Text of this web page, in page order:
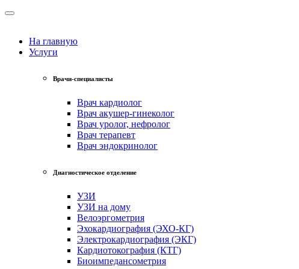
На главную
Услуги
Врачи-специалисты
Врач кардиолог
Врач акушер-гинеколог
Врач уролог, нефролог
Врач терапевт
Врач эндокринолог
Диагностическое отделение
УЗИ
УЗИ на дому
Велоэргометрия
Эхокардиография (ЭХО-КГ)
Электрокардиография (ЭКГ)
Кардиотокография (КТГ)
Биоимпедансометрия